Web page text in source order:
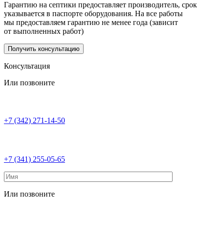
Гарантию на септики предоставляет производитель, срок
указывается в паспорте оборудования. На все работы
мы предоставляем гарантию не менее года (зависит
от выполненных работ)
Получить консультацию
Консультация
Или позвоните
+7 (342) 271-14-50
+7 (341) 255-05-65
Или позвоните